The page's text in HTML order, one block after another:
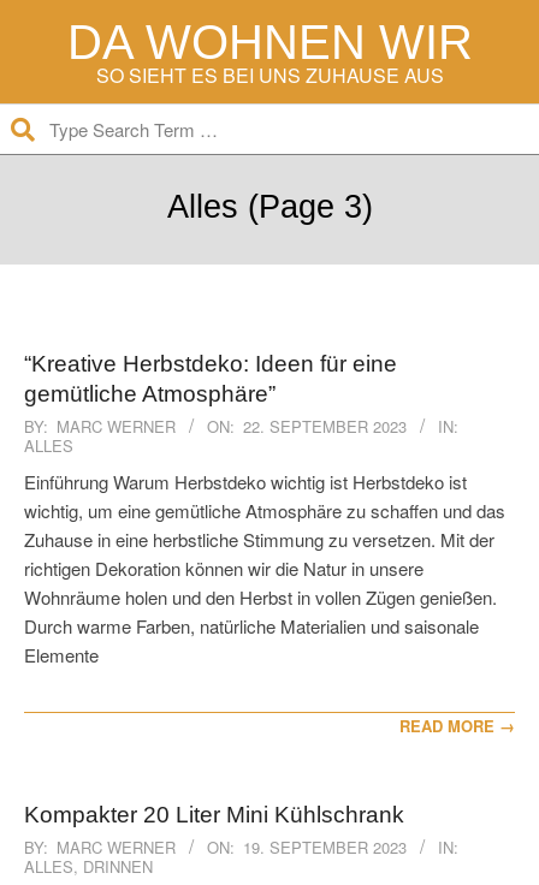
DA WOHNEN WIR
SO SIEHT ES BEI UNS ZUHAUSE AUS
Navigation
Menu
Alles (Page 3)
“Kreative Herbstdeko: Ideen für eine
gemütliche Atmosphäre”
2023-
09-
22
BY: MARC WERNER ON: 22. SEPTEMBER 2023
IN:
ALLES
Einführung Warum Herbstdeko wichtig ist Herbstdeko ist
wichtig, um eine gemütliche Atmosphäre zu schaffen und das
Zuhause in eine herbstliche Stimmung zu versetzen. Mit der
richtigen Dekoration können wir die Natur in unsere
Wohnräume holen und den Herbst in vollen Zügen genießen.
Durch warme Farben, natürliche Materialien und saisonale
Elemente
READ MORE →
Kompakter 20 Liter Mini Kühlschrank
2023-
09-
BY: MARC WERNER ON: 19. SEPTEMBER 2023
IN:
ALLES, DRINNEN